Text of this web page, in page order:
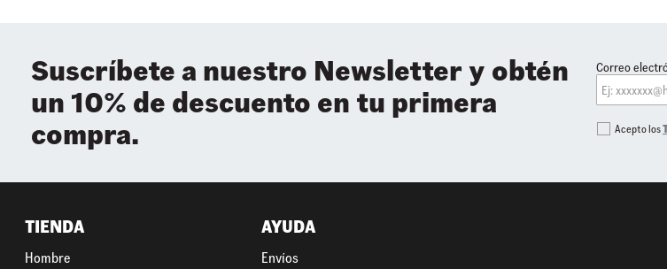
Suscríbete a nuestro Newsletter y obtén
un 10% de descuento en tu primera
compra.
Correo
Acepto los
TIENDA
Hombre
AYUDA
Envíos